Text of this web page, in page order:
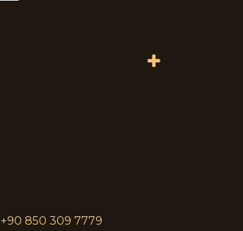
+90 850 309 7779